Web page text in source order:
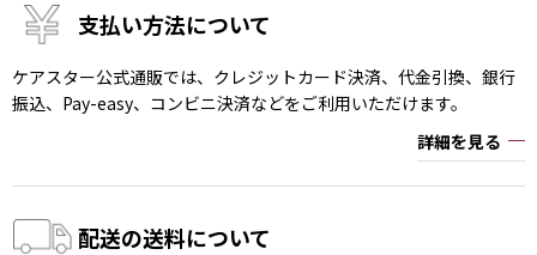
支払い方法について
ケアスター公式通販では、クレジットカード決済、代金引換、銀行
振込、Pay-easy、コンビニ決済などをご利用いただけます。
詳細を見る
配送の送料について